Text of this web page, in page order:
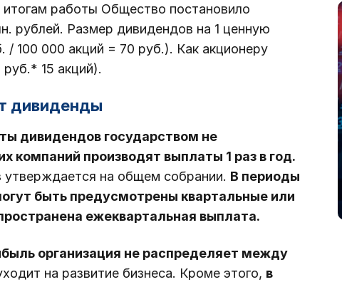
итогам работы Общество постановило
рублей. Размер дивидендов на 1 ценную
100 000 акций = 70 руб.). Как акционеру
15 акций).
дивиденды
дивидендов государством не
компаний производят выплаты 1 раз в год.
утверждается на общем собрании. В периоды
быть предусмотрены квартальные или
ежеквартальная выплата.
организация не распределяет между
на развитие бизнеса. Кроме этого, в